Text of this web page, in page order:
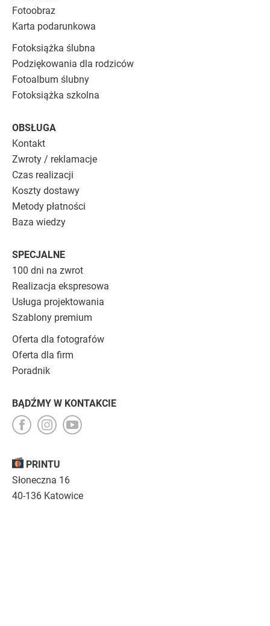
PRINTU
Słoneczna 16
40-136 Katowice
Fotoobraz
Karta podarunkowa
Fotoksiążka ślubna
Podziękowania dla rodziców
Fotoalbum ślubny
Fotoksiążka szkolna
OBSŁUGA
Kontakt
Zwroty / reklamacje
Czas realizacji
Koszty dostawy
Metody płatności
Baza wiedzy
SPECJALNE
100 dni na zwrot
Realizacja ekspresowa
Usługa projektowania
Szablony premium
Oferta dla fotografów
Oferta dla firm
Poradnik
BĄDŹMY W KONTAKCIE